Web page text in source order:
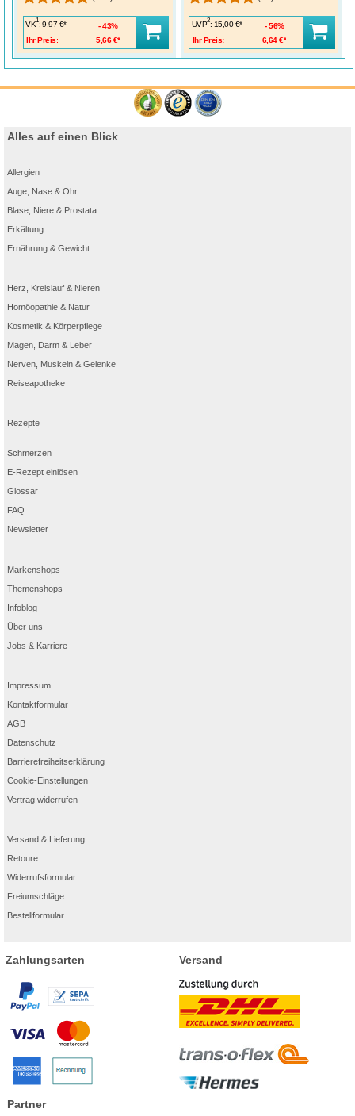
VK
1
: 9,97 €*
Ihr Preis:
5,66 €*
43% UVP
2
: 15,00 €*
Ihr Preis:
6,64 €*
56%
Alles auf einen Blick
Allergien
Auge, Nase & Ohr
Blase, Niere & Prostata
Erkältung
Ernährung & Gewicht
Herz, Kreislauf & Nieren
Homöopathie & Natur
Kosmetik & Körperpflege
Magen, Darm & Leber
Nerven, Muskeln & Gelenke
Reiseapotheke
Rezepte
Schmerzen
E-Rezept einlösen
Glossar
FAQ
Newsletter
Markenshops
Themenshops
Infoblog
Über uns
Jobs & Karriere
Impressum
Kontaktformular
AGB
Datenschutz
Barrierefreiheitserklärung
Cookie-Einstellungen
Vertrag widerrufen
Versand & Lieferung
Retoure
Widerrufsformular
Freiumschläge
Bestellformular
Zahlungsarten Versand
Partner